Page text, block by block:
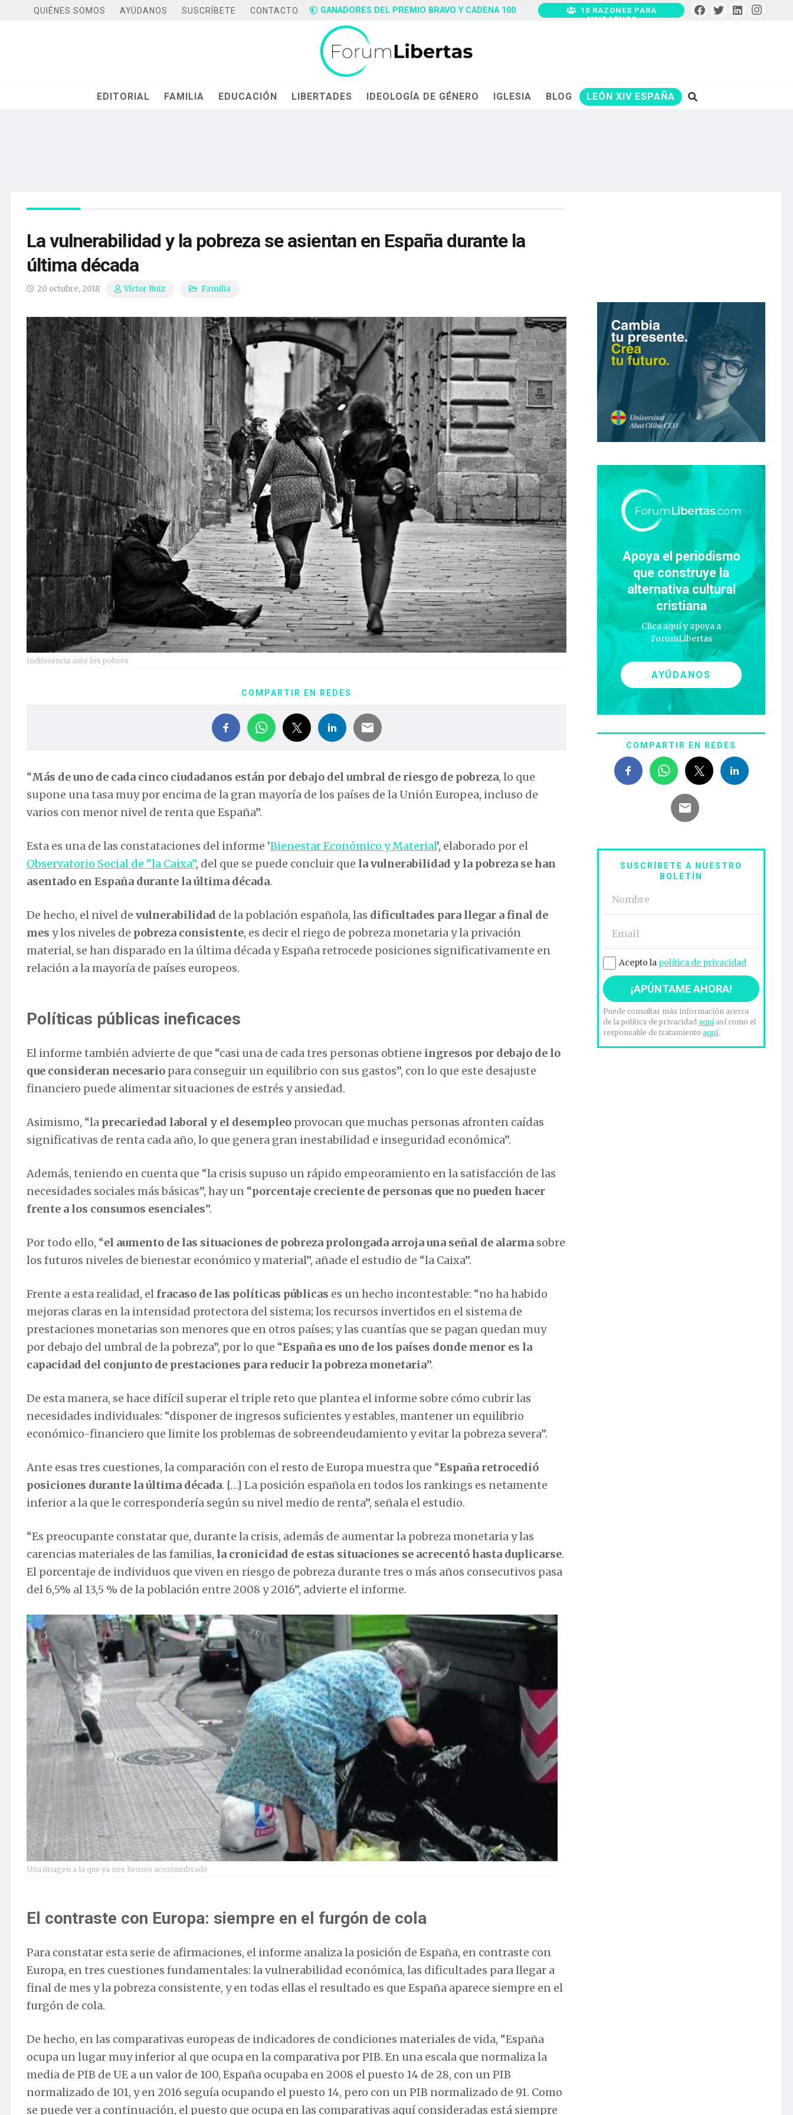
QUIÉNES SOMOS AYÚDANOS SUSCRÍBETE CONTACTO GANADORES DEL PREMIO BRAVO Y CADENA 100
10 RAZONES PARA
AYUDARNOS
EDITORIAL FAMILIA EDUCACIÓN LIBERTADES IDEOLOGÍA DE GÉNERO IGLESIA BLOG LEÓN XIV ESPAÑA
La vulnerabilidad y la pobreza se asientan en España durante la
última década
20 octubre, 2018 Víctor Ruiz Familia
Indiferencia ante los pobres
COMPARTIR EN REDES
“Más de uno de cada cinco ciudadanos están por debajo del umbral de riesgo de pobreza, lo que
supone una tasa muy por encima de la gran mayoría de los países de la Unión Europea, incluso de
varios con menor nivel de renta que España”.
Esta es una de las constataciones del informe ‘Bienestar Económico y Material’, elaborado por el
Observatorio Social de “la Caixa”, del que se puede concluir que la vulnerabilidad y la pobreza se han
asentado en España durante la última década.
De hecho, el nivel de vulnerabilidad de la población española, las dificultades para llegar a final de
mes y los niveles de pobreza consistente, es decir el riego de pobreza monetaria y la privación
material, se han disparado en la última década y España retrocede posiciones significativamente en
relación a la mayoría de países europeos.
Políticas públicas ineficaces
El informe también advierte de que “casi una de cada tres personas obtiene ingresos por debajo de lo
que consideran necesario para conseguir un equilibrio con sus gastos”, con lo que este desajuste
financiero puede alimentar situaciones de estrés y ansiedad.
Asimismo, “la precariedad laboral y el desempleo provocan que muchas personas afronten caídas
significativas de renta cada año, lo que genera gran inestabilidad e inseguridad económica”.
Además, teniendo en cuenta que “la crisis supuso un rápido empeoramiento en la satisfacción de las
necesidades sociales más básicas”, hay un “porcentaje creciente de personas que no pueden hacer
frente a los consumos esenciales”.
Por todo ello, “el aumento de las situaciones de pobreza prolongada arroja una señal de alarma sobre
los futuros niveles de bienestar económico y material”, añade el estudio de “la Caixa”.
Frente a esta realidad, el fracaso de las políticas públicas es un hecho incontestable: “no ha habido
mejoras claras en la intensidad protectora del sistema; los recursos invertidos en el sistema de
prestaciones monetarias son menores que en otros países; y las cuantías que se pagan quedan muy
por debajo del umbral de la pobreza”, por lo que “España es uno de los países donde menor es la
capacidad del conjunto de prestaciones para reducir la pobreza monetaria”.
De esta manera, se hace difícil superar el triple reto que plantea el informe sobre cómo cubrir las
necesidades individuales: “disponer de ingresos suficientes y estables, mantener un equilibrio
económico-financiero que limite los problemas de sobreendeudamiento y evitar la pobreza severa”.
Ante esas tres cuestiones, la comparación con el resto de Europa muestra que “España retrocedió
posiciones durante la última década. […] La posición española en todos los rankings es netamente
inferior a la que le correspondería según su nivel medio de renta”, señala el estudio.
“Es preocupante constatar que, durante la crisis, además de aumentar la pobreza monetaria y las
carencias materiales de las familias, la cronicidad de estas situaciones se acrecentó hasta duplicarse.
El porcentaje de individuos que viven en riesgo de pobreza durante tres o más años consecutivos pasa
del 6,5% al 13,5 % de la población entre 2008 y 2016”, advierte el informe.
Una imagen a la que ya nos hemos acostumbrado
El contraste con Europa: siempre en el furgón de cola
Para constatar esta serie de afirmaciones, el informe analiza la posición de España, en contraste con
Europa, en tres cuestiones fundamentales: la vulnerabilidad económica, las dificultades para llegar a
final de mes y la pobreza consistente, y en todas ellas el resultado es que España aparece siempre en el
furgón de cola.
De hecho, en las comparativas europeas de indicadores de condiciones materiales de vida, “España
ocupa un lugar muy inferior al que ocupa en la comparativa por PIB. En una escala que normaliza la
media de PIB de UE a un valor de 100, España ocupaba en 2008 el puesto 14 de 28, con un PIB
normalizado de 101, y en 2016 seguía ocupando el puesto 14, pero con un PIB normalizado de 91. Como
se puede ver a continuación, el puesto que ocupa en las comparativas aquí consideradas está siempre
Apoya el periodismo
que construye la
alternativa cultural
cristiana
Clica aquí y apoya a
ForumLibertas
AYÚDANOS
COMPARTIR EN REDES
SUSCRÍBETE A NUESTRO
BOLETÍN
Acepto la política de privacidad
Puede consultar más información acerca
de la política de privacidadaquíasí como el
responsable de tratamientoaquí.